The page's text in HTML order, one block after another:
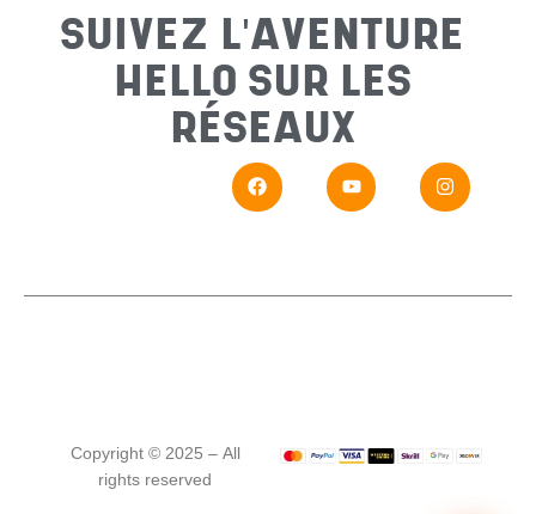
SUIVEZ L'AVENTURE
HELLO SUR LES
RÉSEAUX
Copyright © 2025 – All
rights reserved